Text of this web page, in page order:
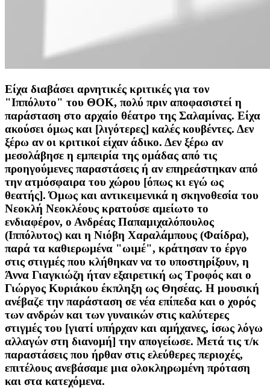
Είχα διαβάσει αρνητικές κριτικές για τον
"Ιππόλυτο" του ΘΟΚ, πολύ πριν αποφασιστεί η
παράσταση στο αρχαίο θέατρο της Σαλαμίνας. Είχα
ακούσει όμως και [λιγότερες] καλές κουβέντες. Δεν
ξέρω αν οι κριτικοί είχαν άδικο. Δεν ξέρω αν
μεσολάβησε η εμπειρία της ομάδας από τις
προηγούμενες παραστάσεις ή αν επηρεάστηκαν από
την ατμόσφαιρα του χώρου [όπως κι εγώ ως
θεατής]. Όμως και αντικειμενικά η σκηνοθεσία του
Νεοκλή Νεοκλέους κρατούσε αμείωτο το
ενδιαφέρον, ο Ανδρέας Παπαμιχαλόπουλος
(Ιππόλυτος) και η Νιόβη Χαραλάμπους (Φαίδρα),
παρά τα καθιερωμένα "ωιμέ", κράτησαν το έργο
στις στιγμές που κλήθηκαν να το υποστηρίξουν, η
Άννα Γιαγκιώζη ήταν εξαιρετική ως Τροφός και ο
Γιώργος Κυριάκου έκπληξη ως Θησέας. Η μουσική
ανέβαζε την παράσταση σε νέα επίπεδα και ο χορός
των ανδρών και των γυναικών στις καλύτερες
στιγμές του [γιατί υπήρχαν και αμήχανες, ίσως λόγω
αλλαγών στη διανομή] την απογείωσε. Μετά τις τ/κ
παραστάσεις που ήρθαν στις ελεύθερες περιοχές,
επιτέλους ανεβάσαμε μια ολοκληρωμένη πρόταση
και στα κατεχόμενα.